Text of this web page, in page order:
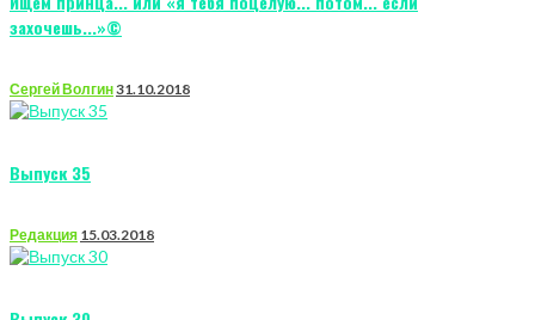
захочешь...»©
Сергей Волгин31.10.2018
Выпуск 35
Редакция 15.03.2018